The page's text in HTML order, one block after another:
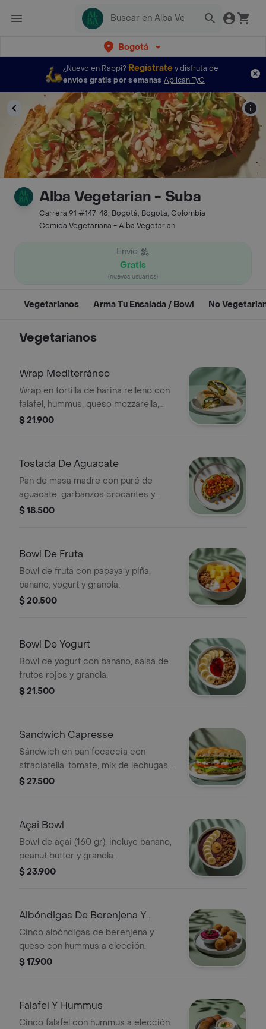
Bogotá
¿Nuevo en Rappi? Regístratey disfruta de
envíos gratis por semanas Aplican TyC
Alba Vegetarian - Suba
Carrera 91 #147-48, Bogotá, Bogota, Colombia
Comida Vegetariana - Alba Vegetarian
Envío
Gratis
(nuevos usuarios)
Vegetarianos Arma Tu Ensalada / Bowl No
Vegetarianos
Wrap Mediterráneo
Wrap en tortilla de harina relleno con
falafel, hummus, queso mozzarella,
queso feta, espinaca, pepino, cebolla
$ 21.900
Tostada De Aguacate
Pan de masa madre con puré de
aguacate, garbanzos crocantes y
tomates cherry.
$ 18.500
Bowl De Fruta
Bowl de fruta con papaya y piña,
banano, yogurt y granola.
$ 20.500
Bowl De Yogurt
Bowl de yogurt con banano, salsa de
frutos rojos y granola.
$ 21.500
Sandwich Capresse
Sándwich en pan focaccia con
straciatella, tomate, mix de lechugas y
pesto.
$ 27.500
Açai Bowl
Bowl de açai (160 gr), incluye banano,
peanut butter y granola.
$ 23.900
Albóndigas De Berenjena Y
Hummus
Cinco albóndigas de berenjena y
queso con hummus a elección.
$ 17.900
Falafel Y Hummus
Cinco falafel con hummus a elección.